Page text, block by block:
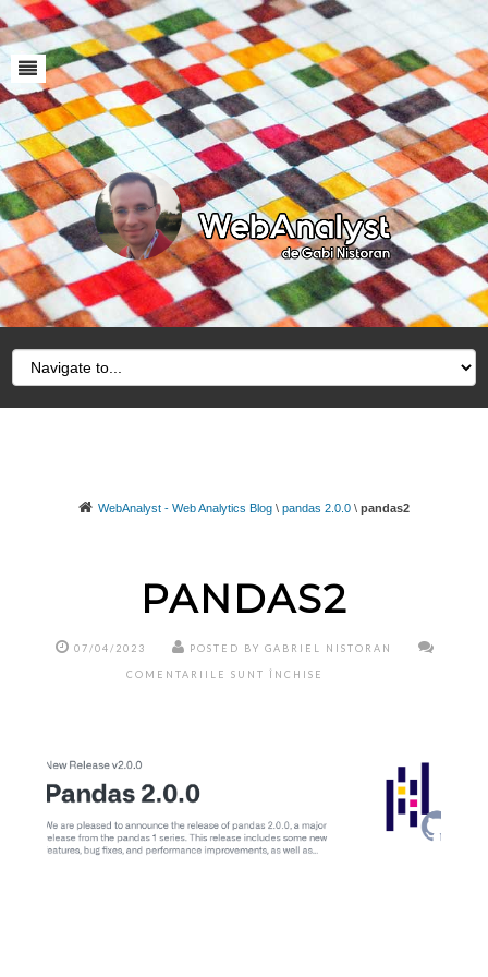
WebAnalyst - Web Analytics Blog \ pandas 2.0.0 \ pandas2
PANDAS2
07/04/2023 POSTED BY GABRIEL NISTORAN
COMENTARIILE SUNT ÎNCHISE